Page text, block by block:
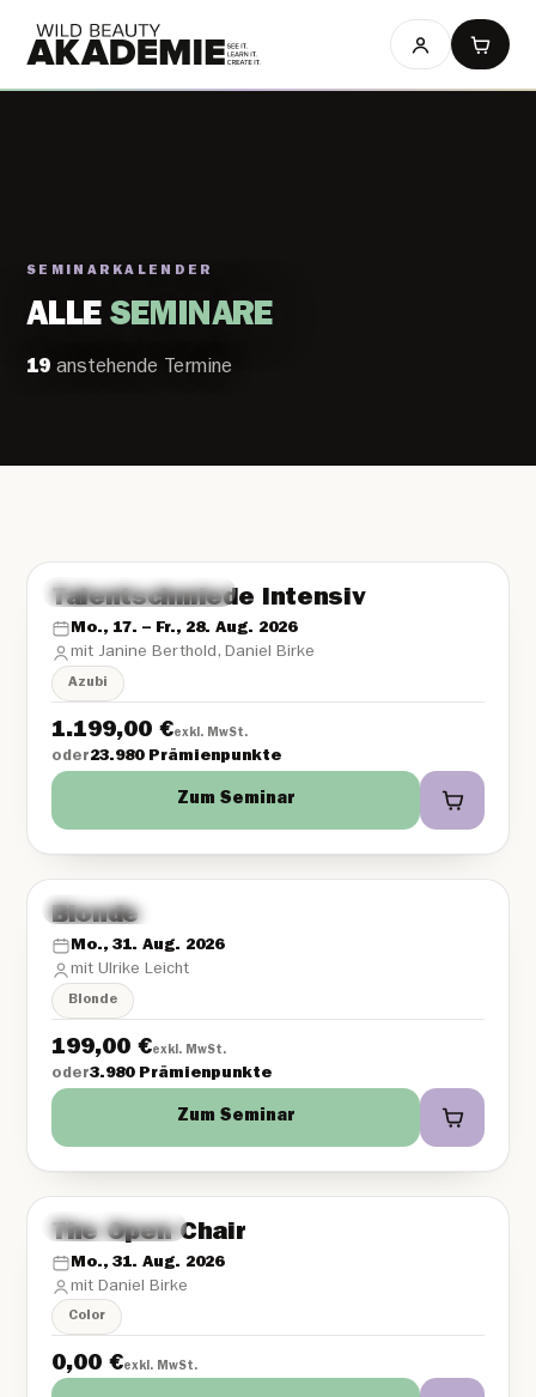
SEMINARKALENDER
ALLE SEMINARE
19 anstehende Termine
Wild Beauty Akademie
Talentschmiede Intensiv
Mo., 17. – Fr., 28. Aug. 2026
mit Janine Berthold, Daniel Birke
Azubi
1.199,00 €exkl. MwSt.
oder23.980 Prämienpunkte
Zum Seminar
Wild Beauty Akademie
Blonde
Mo., 31. Aug. 2026
mit Ulrike Leicht
Blonde
199,00 €exkl. MwSt.
oder3.980 Prämienpunkte
Zum Seminar
Online Webinar
The Open Chair
Mo., 31. Aug. 2026
mit Daniel Birke
Color
0,00 €exkl. MwSt.